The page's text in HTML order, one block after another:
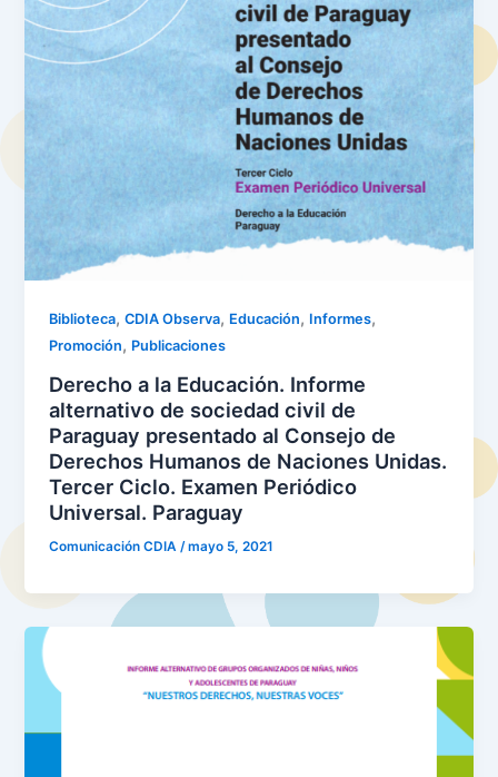
Biblioteca,CDIA Observa, Educación, Informes,
Promoción, Publicaciones
Derecho a la Educación. Informe
alternativo de sociedad civil de
Paraguay presentado al Consejo de
Derechos Humanos de Naciones Unidas.
Tercer Ciclo. Examen Periódico
Universal. Paraguay
Comunicación CDIA /mayo 5, 2021